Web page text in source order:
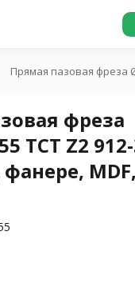
Прямая пазовая фреза
фреза
TCT Z2
фанере,